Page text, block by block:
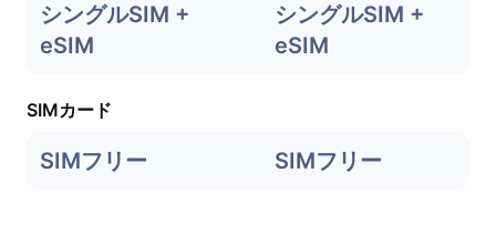
シングルSIM +
eSIM
シングルSIM +
eSIM
SIMカード
SIMフリー SIMフリー